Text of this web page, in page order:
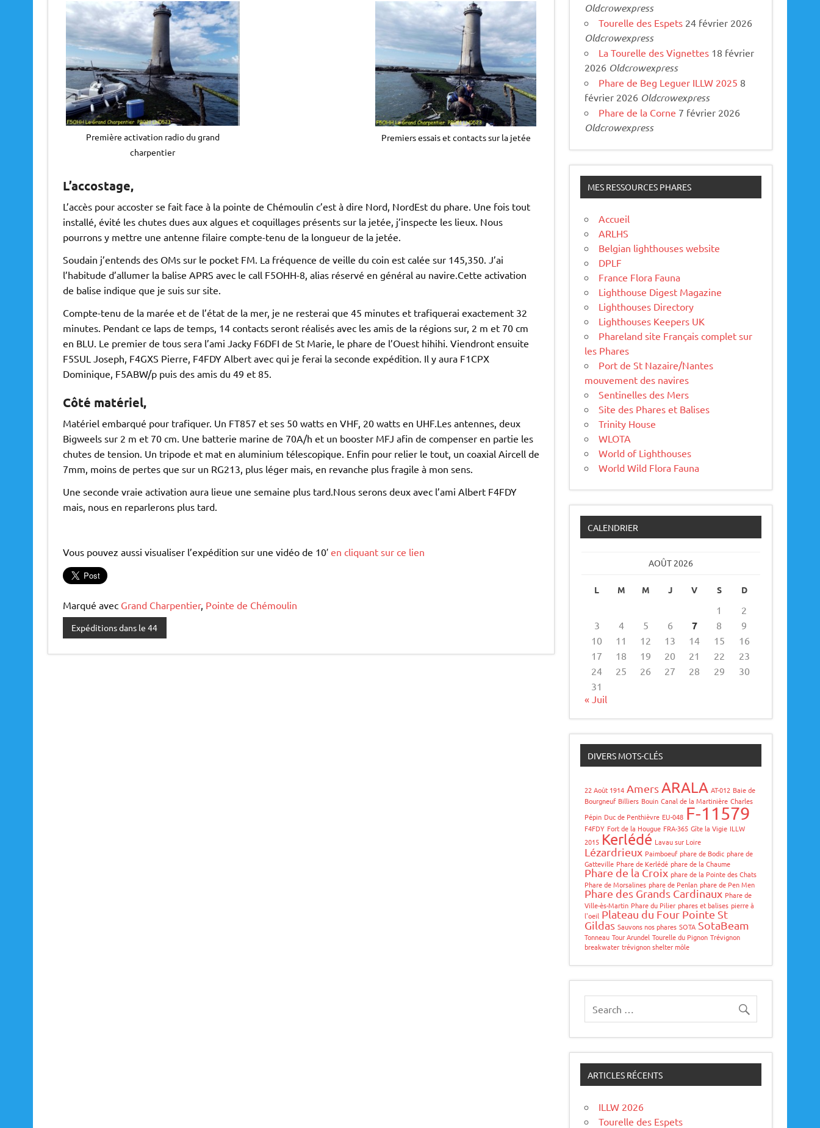
Première activation radio du grand
charpentier
Premiers essais et contacts sur la jetée
L’accostage,
L’accès pour accoster se fait face à la pointe de Chémoulin c’est à dire Nord, NordEst du phare. Une fois tout
installé, évité les chutes dues aux algues et coquillages présents sur la jetée, j’inspecte les lieux. Nous
pourrons y mettre une antenne filaire compte-tenu de la longueur de la jetée.
Soudain j’entends des OMs sur le pocket FM. La fréquence de veille du coin est calée sur 145,350. J’ai
l’habitude d’allumer la balise APRS avec le call F5OHH-8, alias réservé en général au navire.Cette activation
de balise indique que je suis sur site.
Compte-tenu de la marée et de l’état de la mer, je ne resterai que 45 minutes et trafiquerai exactement 32
minutes. Pendant ce laps de temps, 14 contacts seront réalisés avec les amis de la régions sur, 2 m et 70 cm
en BLU. Le premier de tous sera l’ami Jacky F6DFI de St Marie, le phare de l’Ouest hihihi. Viendront ensuite
F5SUL Joseph, F4GXS Pierre, F4FDY Albert avec qui je ferai la seconde expédition. Il y aura F1CPX
Dominique, F5ABW/p puis des amis du 49 et 85.
Côté matériel,
Matériel embarqué pour trafiquer. Un FT857 et ses 50 watts en VHF, 20 watts en UHF.Les antennes, deux
Bigweels sur 2 m et 70 cm. Une batterie marine de 70A/h et un booster MFJ afin de compenser en partie les
chutes de tension. Un tripode et mat en aluminium télescopique. Enfin pour relier le tout, un coaxial Aircell de
7mm, moins de pertes que sur un RG213, plus léger mais, en revanche plus fragile à mon sens.
Une seconde vraie activation aura lieue une semaine plus tard.Nous serons deux avec l’ami Albert F4FDY
mais, nous en reparlerons plus tard.
Vous pouvez aussi visualiser l’expédition sur une vidéo de 10′en cliquant sur ce lien
Marqué avec Grand Charpentier, Pointe de Chémoulin
Expéditions dans le 44
Oldcrowexpress
Tourelle des Espets 24 février 2026
Oldcrowexpress
La Tourelle des Vignettes 18 février
2026 Oldcrowexpress
Phare de Beg Leguer ILLW 2025 8
février 2026 Oldcrowexpress
Phare de la Corne 7 février 2026
Oldcrowexpress
MES RESSOURCES PHARES
Accueil
ARLHS
Belgian lighthouses website
DPLF
France Flora Fauna
Lighthouse Digest Magazine
Lighthouses Directory
Lighthouses Keepers UK
Phareland site Français complet sur
les Phares
Port de St Nazaire/Nantes
mouvement des navires
Sentinelles des Mers
Site des Phares et Balises
Trinity House
WLOTA
World of Lighthouses
World Wild Flora Fauna
CALENDRIER
AOÛT 2026
L M M J V S D
1
2
3
4 5 6 7 8
9
10
11 12 13 14 15
16
17
18 19 20 21 22
23
24
25 26 27 28 29
30
31
« Juil
DIVERS MOTS-CLÉS
22 Août 1914 Amers ARALA AT-012 Baie de
Bourgneuf Billiers Bouin Canal de la Martinière Charles
Pépin Duc de Penthièvre EU-048 F-11579
F4FDY Fort de la Hougue FRA-365 Gîte la Vigie ILLW
2015 Kerlédé Lavau sur Loire
Lézardrieux Paimboeuf phare de Bodic phare de
Gatteville Phare de Kerlédé phare de la Chaume
Phare de la Croix phare de la Pointe des Chats
Phare de Morsalines phare de Penlan phare de Pen Men
Phare des Grands Cardinaux Phare de
Ville-ès-Martin Phare du Pilier phares et balises pierre à
l'oeil Plateau du Four Pointe St
Gildas Sauvons nos phares SOTA SotaBeam
Tonneau Tour Arundel Tourelle du Pignon Trévignon
breakwater trévignon shelter môle
ARTICLES RÉCENTS
ILLW 2026
Tourelle des Espets